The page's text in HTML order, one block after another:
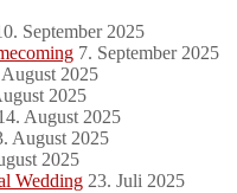
September 2025
7. September 2025
2025
2025
August 2025
August 2025
2025
Wedding 23. Juli 2025